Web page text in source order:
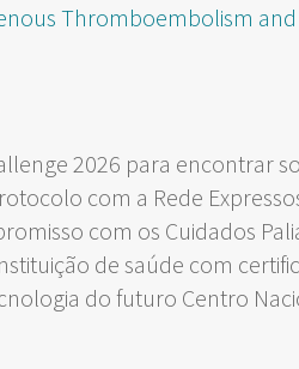
Thromboembolism and
2026 para encontrar
com a Rede
com os Cuidados
de saúde com
do futuro Centro